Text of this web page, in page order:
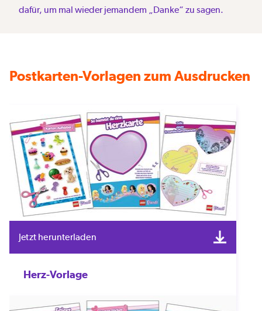
dafür, um mal wieder jemandem „Danke“ zu sagen.
Postkarten-Vorlagen zum Ausdrucken
Jetzt herunterladen
Herz-Vorlage